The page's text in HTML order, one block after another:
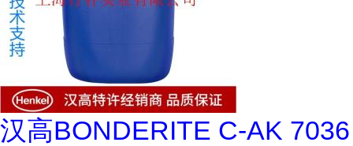
汉高BONDERITE C-AK 7036